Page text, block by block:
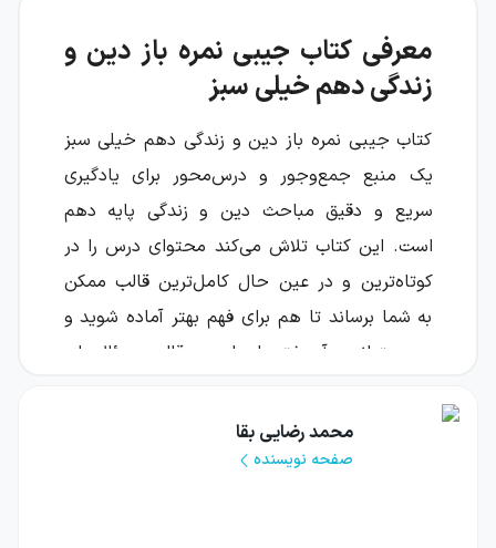
معرفی کتاب جیبی نمره باز دین و
زندگی دهم خیلی سبز
کتاب جیبی نمره باز دین و زندگی دهم خیلی سبز
یک منبع جمع‌وجور و درس‌محور برای یادگیری
سریع و دقیق مباحث دین و زندگی پایه دهم
است. این کتاب تلاش می‌کند محتوای درس را در
کوتاه‌ترین و در عین حال کامل‌ترین قالب ممکن
به شما برساند تا هم برای فهم بهتر آماده شوید و
هم بتوانید آموخته‌ها را در قالب سؤال‌های
هستید که بتواند در طول زمان مطالعه، همراه‌تان
بماند و برای مرورهای نزدیک به آزمون هم
محمد رضایی بقا
صفحه نویسنده